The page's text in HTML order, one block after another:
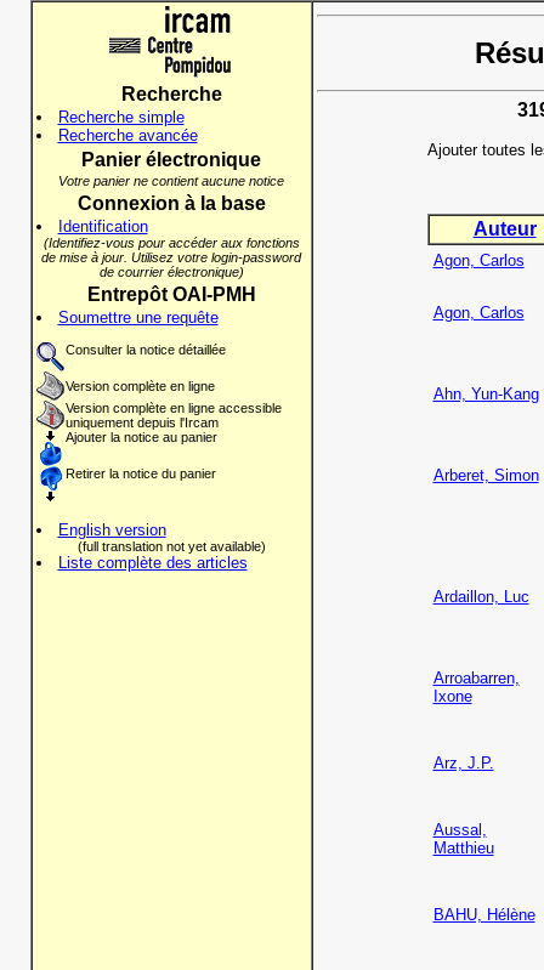
Recherche
Recherche simple
Recherche avancée
Panier électronique
Votre panier ne contient aucune notice
Connexion à la base
Identification
(Identifiez-vous pour accéder aux fonctions
de mise à jour. Utilisez votre login-password
de courrier électronique)
Entrepôt OAI-PMH
Soumettre une requête
Consulter la notice détaillée
Version complète en ligne
Version complète en ligne accessible
uniquement depuis l'Ircam
Ajouter la notice au panier
Retirer la notice du panier
English version
(full translation not yet available)
Liste complète des articles
Ajouter toutes
Auteur
Agon, Carlos
Agon, Carlos
Ahn, Yun-Kang
Arberet, Simon
Ardaillon, Luc
Arroabarren,
Ixone
Arz, J.P.
Aussal,
Matthieu
BAHU, Hélène